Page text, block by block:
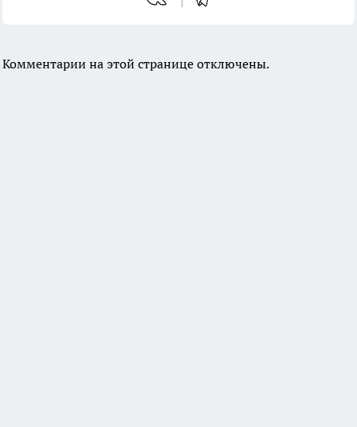
Комментарии на этой странице отключены.